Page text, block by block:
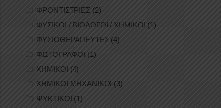
ΦΡΟΝΤΙΣΤΡΙΕΣ (2)
ΦΥΣΙΚΟΙ / ΒΙΟΛΟΓΟΙ / ΧΗΜΙΚΟΙ (1)
ΦΥΣΙΟΘΕΡΑΠΕΥΤΕΣ (4)
ΦΩΤΟΓΡΑΦΟΙ (1)
ΧΗΜΙΚΟΙ (4)
ΧΗΜΙΚΟΙ ΜΗΧΑΝΙΚΟΙ (3)
ΨΥΚΤΙΚΟΙ (1)